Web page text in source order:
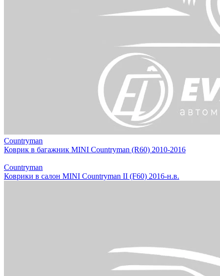
Countryman
Коврик в багажник MINI Countryman (R60) 2010-2016
Countryman
Коврики в салон MINI Countryman II (F60) 2016-н.в.